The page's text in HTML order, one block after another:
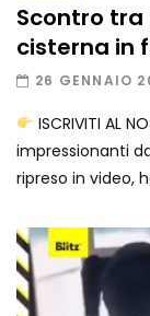
Scontro tra
cisterna in
26 GENNAIO
ISCRIVITI AL
impressionanti
ripreso in video,